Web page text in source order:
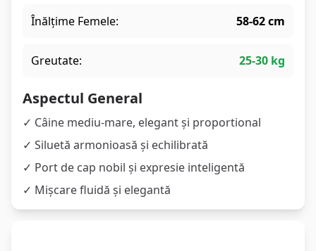
Înălțime Femele: 58-62 cm
Greutate: 25-30 kg
Aspectul General
✓ Câine mediu-mare, elegant și proportional
✓ Siluetă armonioasă și echilibrată
✓ Port de cap nobil și expresie inteligentă
✓ Mișcare fluidă și elegantă